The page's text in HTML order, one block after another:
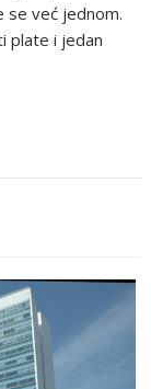
se već jednom.
plate i jedan